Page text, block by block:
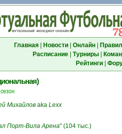
Главная| Новости| Онлайн|
Расписание| Турниры|
Рейтинги|
Михайлов aka Lexx
Порт-Вила Арена" (104 тыс.)